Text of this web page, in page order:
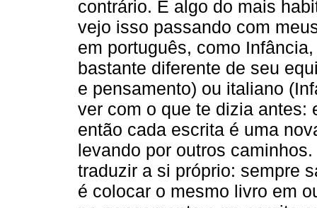
contrário. É algo do mais
vejo isso passando com
em português, como
bastante diferente de seu
e pensamento) ou italiano
ver com o que te dizia antes:
então cada escrita é uma
levando por outros
traduzir a si próprio: sempre
é colocar o mesmo livro em